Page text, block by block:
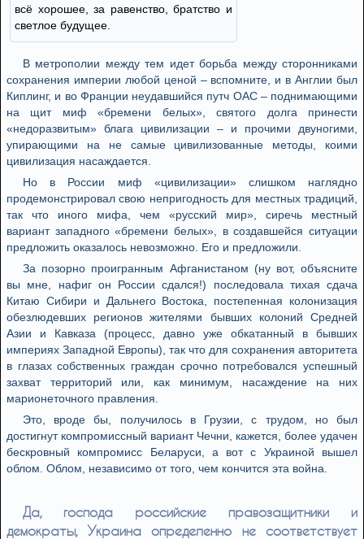
всё хорошее, за равенство, братство и
светлое будущее.
В метрополии между тем идет борьба между сторонниками
сохранения империи любой ценой – вспомните, и в Англии был
Киплинг, и во Франции неудавшийся путч ОАС – поднимающими
на щит миф «бремени белых», святого долга принести
«недоразвитым» блага цивилизации – и прочими двуногими,
упирающими на не самые цивилизованные методы, коими
цивилизация насаждается.
Но в России миф «цивилизации» слишком наглядно
продемонстрировал свою непригодность для местных традиций,
так что иного мифа, чем «русский мир», сиречь местный
вариант западного «бремени белых», в создавшейся ситуации
предложить оказалось невозможно. Его и предложили.
За позорно проигранным Афганистаном (ну вот, объясните
вы мне, нафиг он России сдался!) последовала тихая сдача
Китаю Сибири и Дальнего Востока, постепенная колонизация
обезлюдевших регионов жителями бывших колоний Средней
Азии и Кавказа (процесс, давно уже обкатанный в бывших
империях Западной Европы), так что для сохранения авторитета
в глазах собственных граждан срочно потребовался успешный
захват территорий или, как минимум, насаждение на них
марионеточного правления.
Это, вроде бы, получилось в Грузии, с трудом, но был
достигнут компромиссный вариант Чечни, кажется, более удачен
бескровный компромисс Беларуси, а вот с Украиной вышел
облом. Облом, независимо от того, чем кончится эта война.
Да, господа российские правозащитники и
демократы, Украина определенно не соответствует